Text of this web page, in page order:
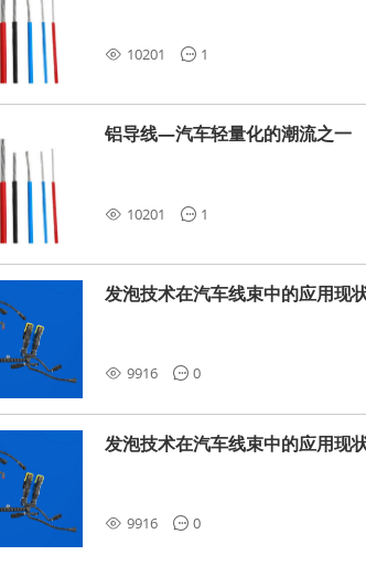
10201 1
铝导线—汽车轻量化的潮流之一
10201 1
发泡技术在汽车线束中的应用现
9916 0
发泡技术在汽车线束中的应用现
9916 0